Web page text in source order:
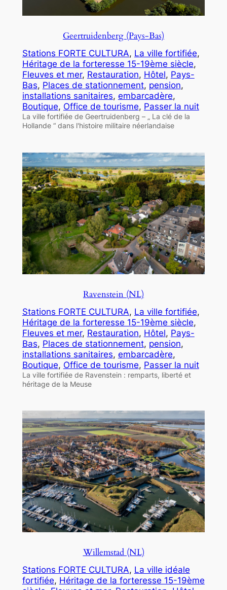
Geertruidenberg (Pays-Bas)
Stations FORTE CULTURA, La ville fortifiée
Héritage de la forteresse 15-19ème siècle
Fleuves et mer, Restauration, Hôtel, Pays-
Bas, Places de stationnement, pension
installations sanitaires, embarcadère
Boutique, Office de tourisme, Passer la nuit
La ville fortifiée de Geertruidenberg – „ La clé de la
Hollande “ dans l'histoire militaire néerlandaise
Ravenstein (NL)
Stations FORTE CULTURA, La ville fortifiée
Héritage de la forteresse 15-19ème siècle
Fleuves et mer, Restauration, Hôtel, Pays-
Bas, Places de stationnement, pension
installations sanitaires, embarcadère
Boutique, Office de tourisme, Passer la nuit
La ville fortifiée de Ravenstein : remparts, liberté et
héritage de la Meuse
Willemstad (NL)
Stations FORTE CULTURA, La ville idéale
fortifiée, Héritage de la forteresse 15-19ème